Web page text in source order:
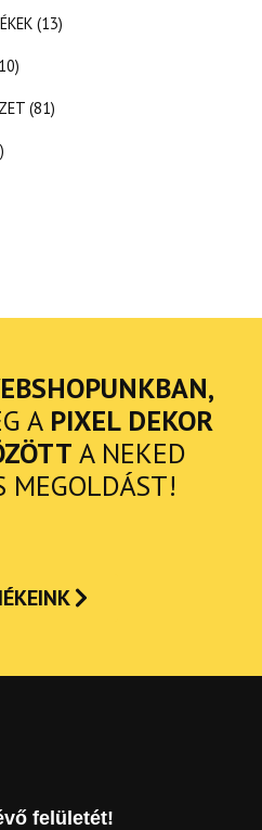
(13)
(81)
A PIXEL DEKOR
A NEKED
MEGOLDÁST!
felületét!